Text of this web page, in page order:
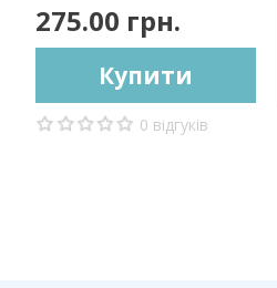
275.00 грн.
Купити
0 відгуків